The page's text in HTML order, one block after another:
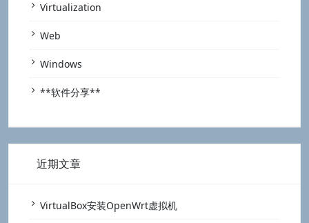
Virtualization
Web
Windows
**软件分享**
近期文章
VirtualBox安装OpenWrt虚拟机